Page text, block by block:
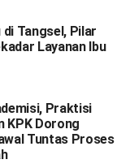
Tangsel, Pilar
Layanan Ibu
Praktisi
KPK Dorong
Tuntas Proses